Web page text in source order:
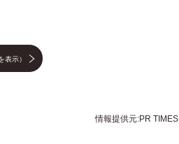
表示）
情報提供元:PR TIMES